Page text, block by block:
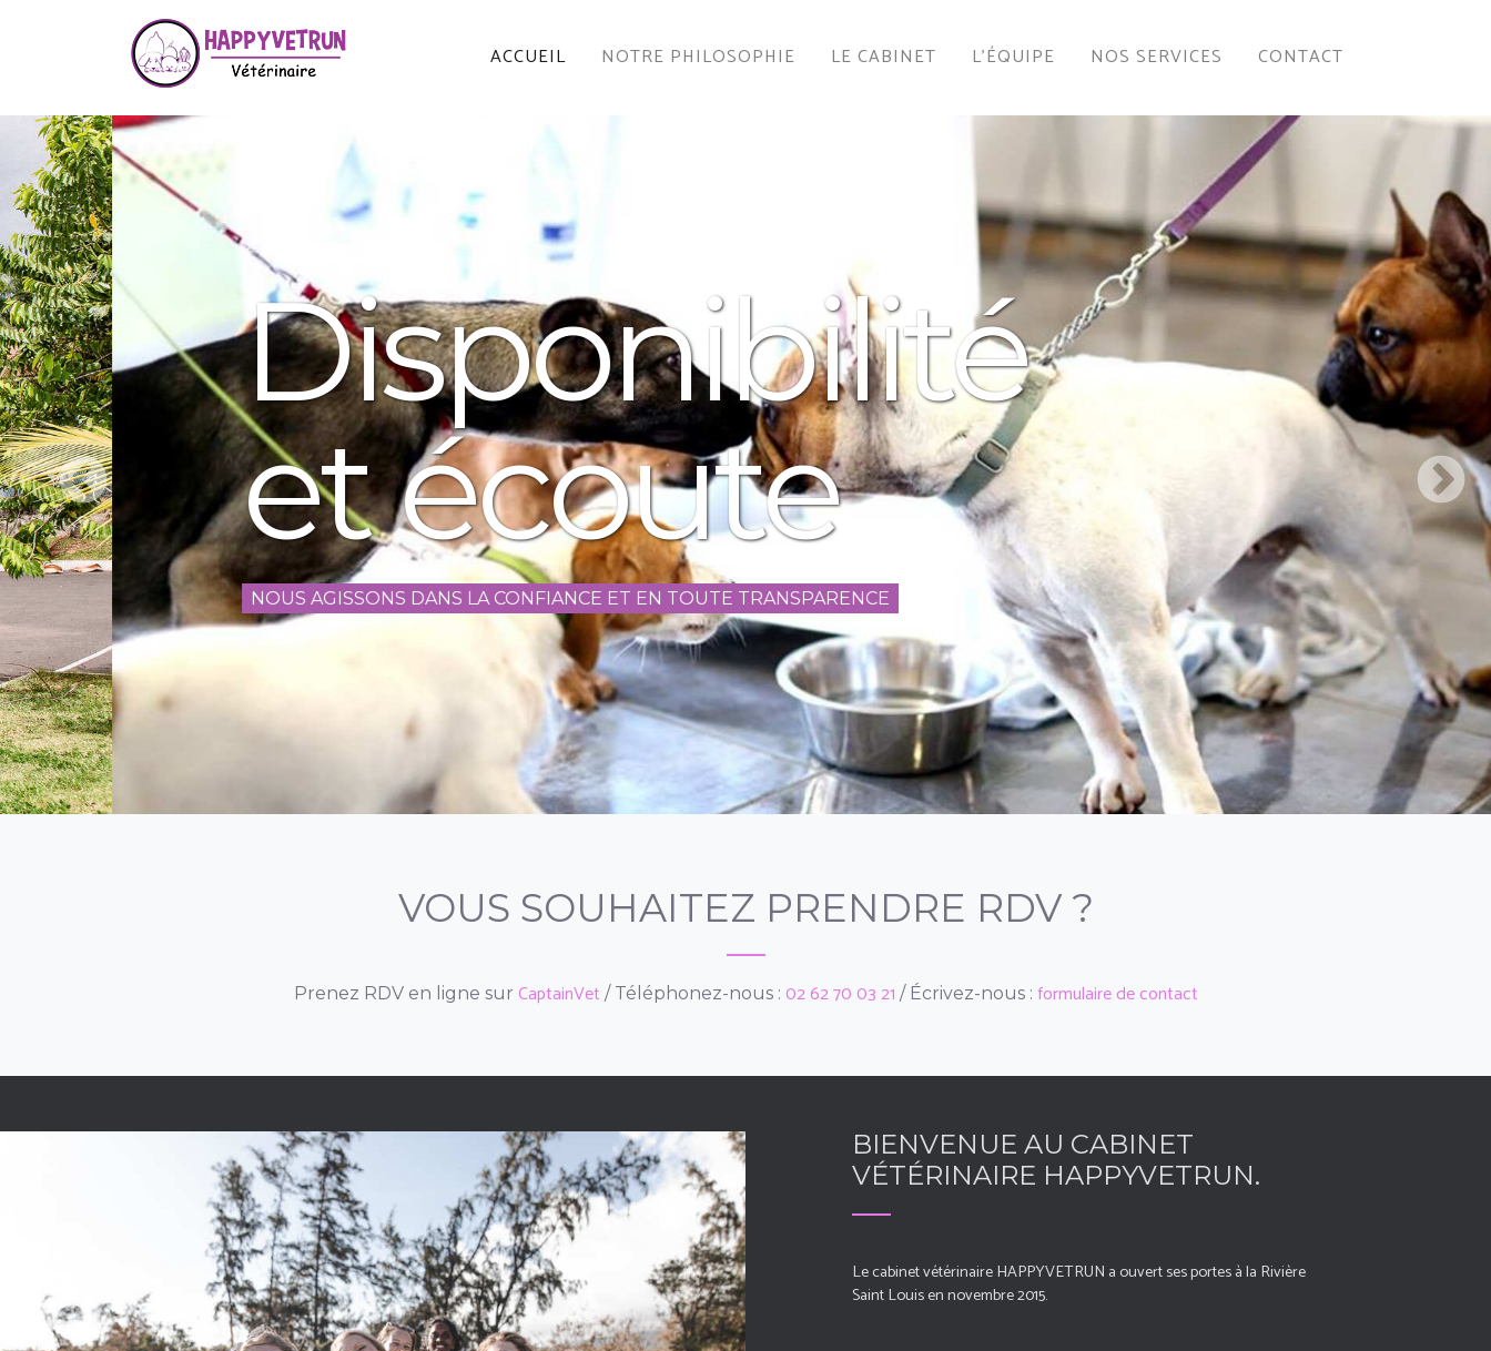
ACCUEIL NOTRE PHILOSOPHIE LE CABINET L'ÉQUIPE NOS SERVICES CONTACT
Disponibilité
et écoute
NOUS AGISSONS DANS LA CONFIANCE ET EN TOUTE TRANSPARENCE
VOUS SOUHAITEZ PRENDRE RDV ?
Prenez RDV en ligne sur CaptainVet / Téléphonez-nous : 02 62 70 03 21 / Écrivez-nous : formulaire de contact
BIENVENUE AU CABINET
VÉTÉRINAIRE HAPPYVETRUN.
Le cabinet vétérinaire HAPPYVETRUN a ouvert ses portes à la Rivière
Saint Louis en novembre 2015.